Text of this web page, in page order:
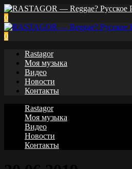
0
0
Rastagor
Моя музыка
Видео
Новости
Контакты
Rastagor
Моя музыка
Видео
Новости
Контакты